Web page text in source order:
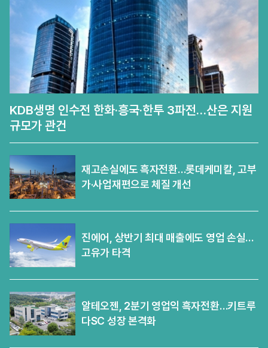
KDB생명 인수전 한화·흥국·한투 3파전…산은 지원
규모가 관건
재고손실에도 흑자전환…롯데케미칼, 고부
가·사업재편으로 체질 개선
진에어, 상반기 최대 매출에도 영업 손실…
고유가 타격
알테오젠, 2분기 영업익 흑자전환…키트루
다SC 성장 본격화